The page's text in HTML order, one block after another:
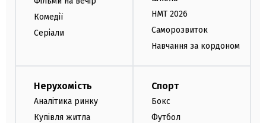
Комедії
Серіали
НМТ 2026
Саморозвиток
Навчання за кордоном
Нерухомість
Аналітика ринку
Купівля житла
Спорт
Бокс
Футбол